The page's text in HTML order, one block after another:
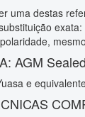
uma destas
AGM
e